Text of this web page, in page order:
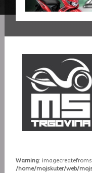
Warning:
/home/mojskuter/web/